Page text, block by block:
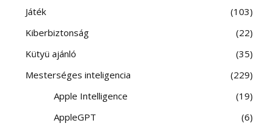
Játék
103
Kiberbiztonság
22
Kütyü ajánló
35
Mesterséges inteligencia
229
Apple Intelligence
19
AppleGPT
6